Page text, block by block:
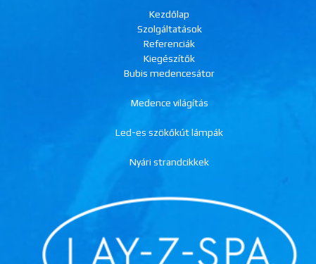
Kezdőlap
Szolgáltatások
Referenciák
Kiegészítők
Bubis medencesátor
Medence világítás
Led-es szökőkút lámpák
Nyári strandcikkek